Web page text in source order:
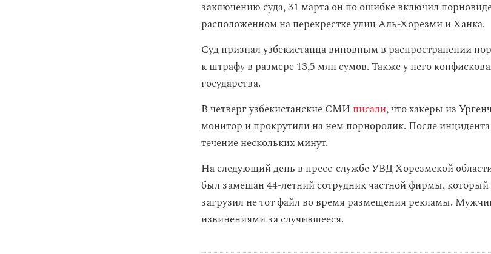
заключению суда, 31 марта он по ошибке включил
расположенном на перекрестке улиц Аль-Хорезми и Ханка.
Суд признал узбекистанца виновным в распространении
к штрафу в размере 13,5 млн сумов. Также у него
государства.
В четверг узбекистанские СМИ писали, что хакеры из
монитор и прокрутили на нем порноролик. После
течение нескольких минут.
На следующий день в пресс-службе УВД Хорезмской
был замешан 44-летний сотрудник частной фирмы,
загрузил не тот файл во время размещения рекламы.
извинениями за случившееся.